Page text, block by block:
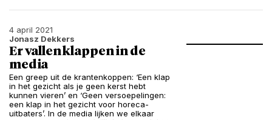
4 april 2021
Jonasz Dekkers
Er vallen klappen in de
media
Een greep uit de krantenkoppen: ‘Een klap
in het gezicht als je geen kerst hebt
kunnen vieren’ en ‘Geen versoepelingen:
een klap in het gezicht voor horeca-
uitbaters’. In de media lijken we elkaar